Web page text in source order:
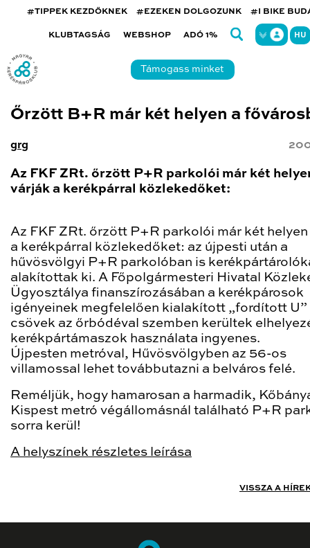
#TIPPEK KEZDŐKNEK #EZEKEN DOLGOZUNK #I BIKE
KLUBTAGSÁG WEBSHOP ADÓ 1% HU
Támogass minket
Őrzött B+R már két helyen a
grg
Az FKF ZRt. őrzött P+R parkolói már két
várják a kerékpárral közlekedőket:
Az FKF ZRt. őrzött P+R parkolói már két
a kerékpárral közlekedőket: az újpesti után a
hűvösvölgyi P+R parkolóban is
alakítottak ki. A Főpolgármesteri Hivatal
Ügyosztálya finanszírozásában a kerékpárosok
igényeinek megfelelően kialakított „fordított U”
csövek az őrbódéval szemben kerültek
kerékpártámaszok használata ingyenes.
Újpesten metróval, Hűvösvölgyben az 56-os
villamossal lehet továbbutazni a belváros felé.
Reméljük, hogy hamarosan a harmadik,
Kispest metró végállomásnál található P+R
sorra kerül!
A helyszínek részletes leírása
VISSZA A